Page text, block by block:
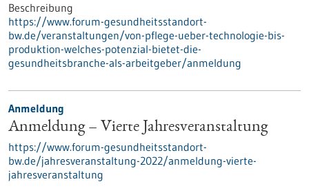
Beschreibung
https://www.forum-gesundheitsstandort-
bw.de/veranstaltungen/von-pflege-ueber-technologie-bis-
produktion-welches-potenzial-bietet-die-
gesundheitsbranche-als-arbeitgeber/anmeldung
Anmeldung
Anmeldung – Vierte Jahresveranstaltung
https://www.forum-gesundheitsstandort-
bw.de/jahresveranstaltung-2022/anmeldung-vierte-
jahresveranstaltung